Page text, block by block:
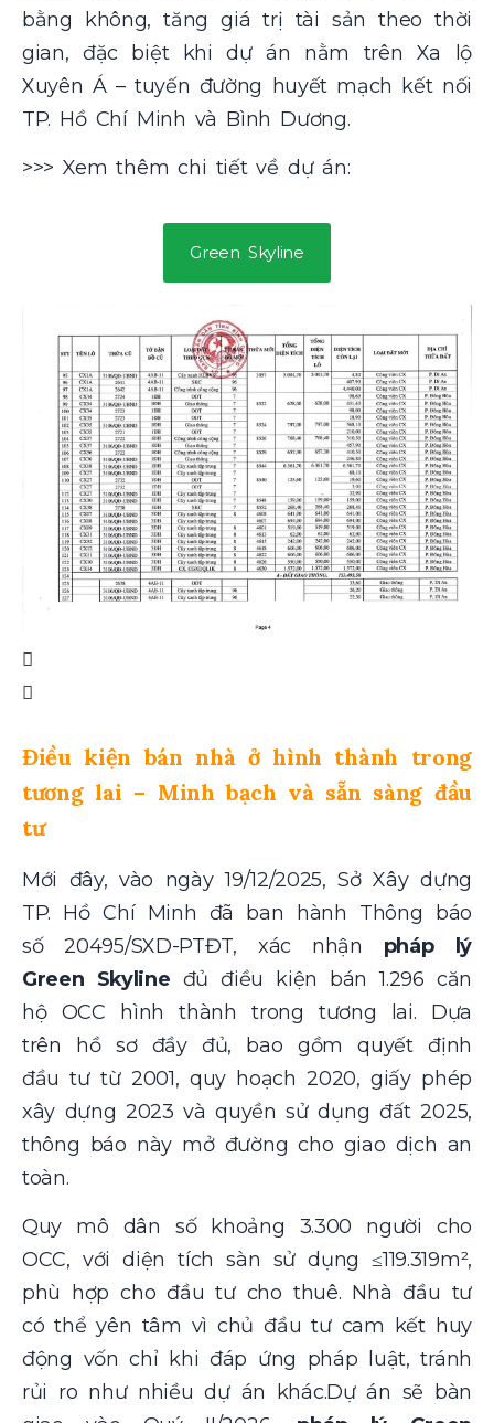
bằng không, tăng giá trị tài sản theo thời
gian, đặc biệt khi dự án nằm trên Xa lộ
Xuyên Á – tuyến đường huyết mạch kết nối
TP. Hồ Chí Minh và Bình Dương.
>>> Xem thêm chi tiết về dự án:
Green Skyline
Điều kiện bán nhà ở hình thành trong
tương lai – Minh bạch và sẵn sàng đầu
tư
Mới đây, vào ngày 19/12/2025, Sở Xây dựng
TP. Hồ Chí Minh đã ban hành Thông báo
số 20495/SXD-PTĐT, xác nhận pháp lý
Green Skyline đủ điều kiện bán 1.296 căn
hộ OCC hình thành trong tương lai. Dựa
trên hồ sơ đầy đủ, bao gồm quyết định
đầu tư từ 2001, quy hoạch 2020, giấy phép
xây dựng 2023 và quyền sử dụng đất 2025,
thông báo này mở đường cho giao dịch an
toàn.
Quy mô dân số khoảng 3.300 người cho
OCC, với diện tích sàn sử dụng ≤119.319m²,
phù hợp cho đầu tư cho thuê. Nhà đầu tư
có thể yên tâm vì chủ đầu tư cam kết huy
động vốn chỉ khi đáp ứng pháp luật, tránh
rủi ro như nhiều dự án khác.Dự án sẽ bàn